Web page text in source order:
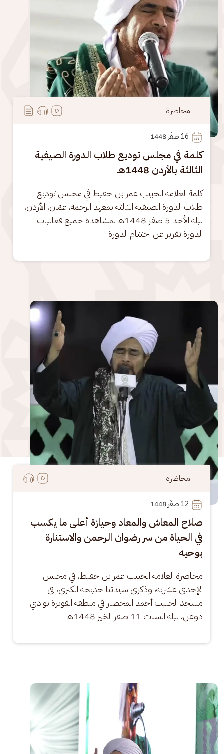
محاضرة
16 صفَر 1448
كلمة في مجلس توديع طلاب الدورة الصيفية
الثالثة بالأردن 1448هـ
كلمة العلامة الحبيب عمر بن حفيظ في مجلس توديع
طلاب الدورة الصيفية الثالثة بمعهد الرحمة، عمّان، الأردن،
ليلة الأحد 5 صفر 1448هـ لمشاهدة جميع فعاليات
الدورة تقرير عن اختتام الدورة
الصورة
محاضرة
12 صفَر 1448
صلاح المعاش والمعاد وحيازة أعلى ما يكسب
في الحياة من سر رضوان الرحمن والاستنارة
بوحيه
محاضرة العلامة الحبيب عمر بن حفيظ، في مجلس
الإحدى عشرية، وذكرى سيدتنا خديجة الكبرى، في
مسجد الحبيب أحمد المحضار في منطقة القويرة بوادي
دوعن، ليلة السبت 11 صفر الخير 1448هـ
الصورة